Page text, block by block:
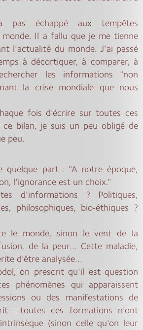
pas échappé aux tempêtes
monde. Il a fallu que je me tienne
l'actualité du monde. J'ai passé
à décortiquer, à comparer, à
les informations "non
la crise mondiale que nous
fois d'écrire sur toutes ces
ce bilan, je suis un peu obligé de
peu.
quelque part : "A notre époque,
l'ignorance est un choix."
d'informations ? Politiques,
philosophiques, bio-éthiques ?
le monde, sinon le vent de la
de la peur... Cette maladie,
d'être analysée...
on prescrit qu'il est question
phénomènes qui apparaissent
ou des manifestations de
: toutes ces formations n'ont
(sinon celle qu'on leur